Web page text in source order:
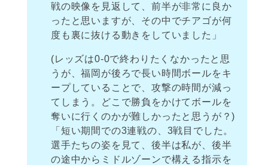
戦の映像を見返して、前半が非常に良か
ったと思いますが、その中でチアゴが何
度も裏に抜ける動きをしていました」
(レッズは0-0で終わりたくなかったと思
うが、福岡が後ろで長い時間ボールをキ
ープしていることで、攻撃の時間が減っ
てしまう。どこで勝負をかけてボールを
奪いに行くのかが難しかったと思うが？)
「短い期間での3連戦の、3戦目でした。
選手たちの姿を見て、後半は私が、後半
の途中からミドルゾーンで構える指示を